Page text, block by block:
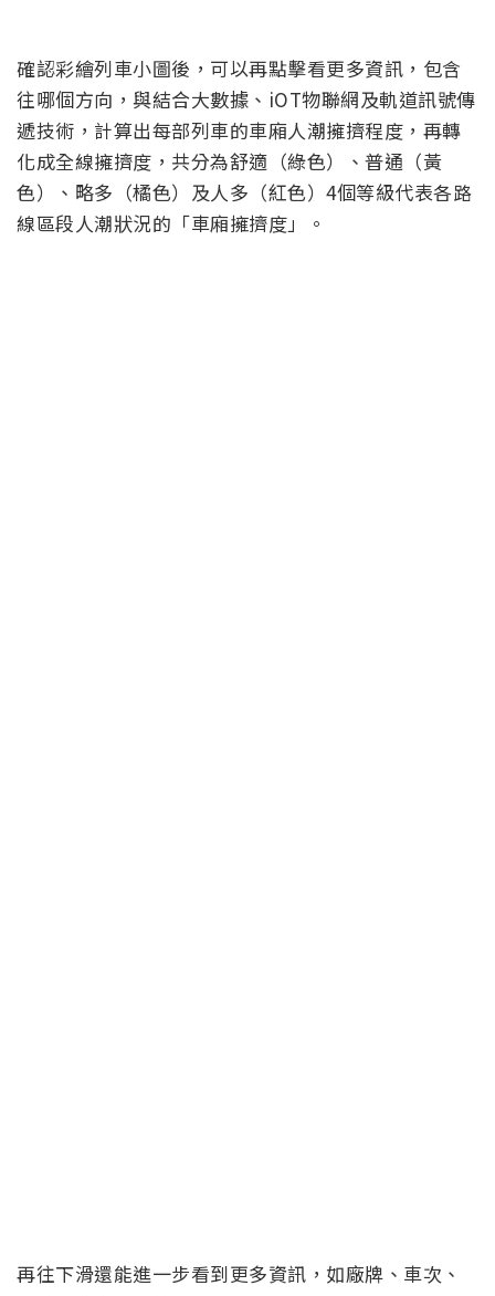
確認彩繪列車小圖後，可以再點擊看更多資訊，包含
往哪個方向，與結合大數據、iOT物聯網及軌道訊號傳
遞技術，計算出每部列車的車廂人潮擁擠程度，再轉
化成全線擁擠度，共分為舒適（綠色）、普通（黃
色）、略多（橘色）及人多（紅色）4個等級代表各路
線區段人潮狀況的「車廂擁擠度」。
再往下滑還能進一步看到更多資訊，如廠牌、車次、